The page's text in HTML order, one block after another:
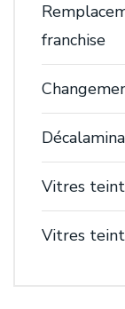
franchise
Vitres
Vitres